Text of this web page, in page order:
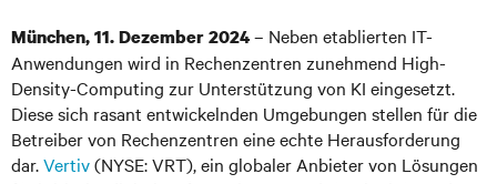
München, 11. Dezember 2024– Neben etablierten IT-
Anwendungen wird in Rechenzentren zunehmend High-
Density-Computing zur Unterstützung von KI eingesetzt.
Diese sich rasant entwickelnden Umgebungen stellen für die
Betreiber von Rechenzentren eine echte Herausforderung
dar.Vertiv(NYSE: VRT), ein globaler Anbieter von Lösungen